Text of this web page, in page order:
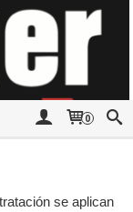
0
se aplican